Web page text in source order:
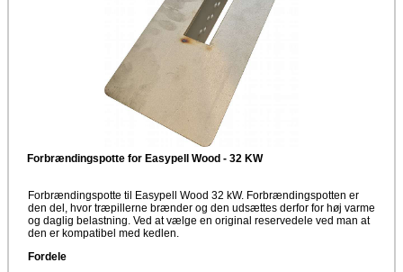
Forbrændingspotte for Easypell Wood - 32 KW
Forbrændingspotte til Easypell Wood 32 kW. Forbrændingspotten er
den del, hvor træpillerne brænder og den udsættes derfor for høj varme
og daglig belastning. Ved at vælge en original reservedele ved man at
den er kompatibel med kedlen.
Fordele